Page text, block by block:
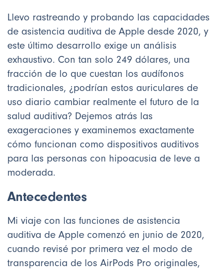
Llevo rastreando y probando las capacidades
de asistencia auditiva de Apple desde 2020, y
este último desarrollo exige un análisis
exhaustivo. Con tan solo 249 dólares, una
fracción de lo que cuestan los audífonos
tradicionales, ¿podrían estos auriculares de
uso diario cambiar realmente el futuro de la
salud auditiva? Dejemos atrás las
exageraciones y examinemos exactamente
cómo funcionan como dispositivos auditivos
para las personas con hipoacusia de leve a
moderada.
Antecedentes
Mi viaje con las funciones de asistencia
auditiva de Apple comenzó en junio de 2020,
cuando revisé por primera vez el modo de
transparencia de los AirPods Pro originales,